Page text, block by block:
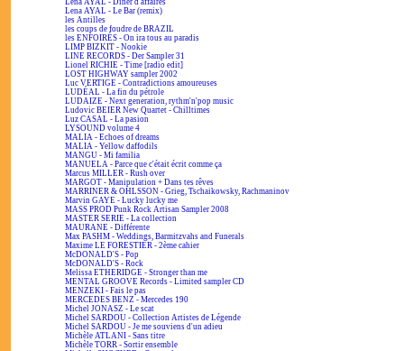
Lena AYAL - Dîner d'affaires
Lena AYAL - Le Bar (remix)
les Antilles
les coups de foudre de BRAZIL
les ENFOIRÉS - On ira tous au paradis
LIMP BIZKIT - Nookie
LINE RECORDS - Der Sampler 31
Lionel RICHIE - Time [radio edit]
LOST HIGHWAY sampler 2002
Luc VERTIGE - Contradictions amoureuses
LUDÉAL - La fin du pétrole
LUDAIZE - Next generation, rythm'n'pop music
Ludovic BEIER New Quartet - Chilltimes
Luz CASAL - La pasion
LYSOUND volume 4
MALIA - Echoes of dreams
MALIA - Yellow daffodils
MANGU - Mi familia
MANUELA - Parce que c'était écrit comme ça
Marcus MILLER - Rush over
MARGOT - Manipulation + Dans tes rêves
MARRINER & OHLSSON - Grieg, Tschaikowsky, Rachmaninov
Marvin GAYE - Lucky lucky me
MASS PROD Punk Rock Artisan Sampler 2008
MASTER SERIE - La collection
MAURANE - Différente
Max PASHM - Weddings, Barmitzvahs and Funerals
Maxime LE FORESTIER - 2ème cahier
McDONALD'S - Pop
McDONALD'S - Rock
Melissa ETHERIDGE - Stronger than me
MENTAL GROOVE Records - Limited sampler CD
MENZEKI - Fais le pas
MERCEDES BENZ - Mercedes 190
Michel JONASZ - Le scat
Michel SARDOU - Collection Artistes de Légende
Michel SARDOU - Je me souviens d'un adieu
Michèle ATLANI - Sans titre
Michèle TORR - Sortir ensemble